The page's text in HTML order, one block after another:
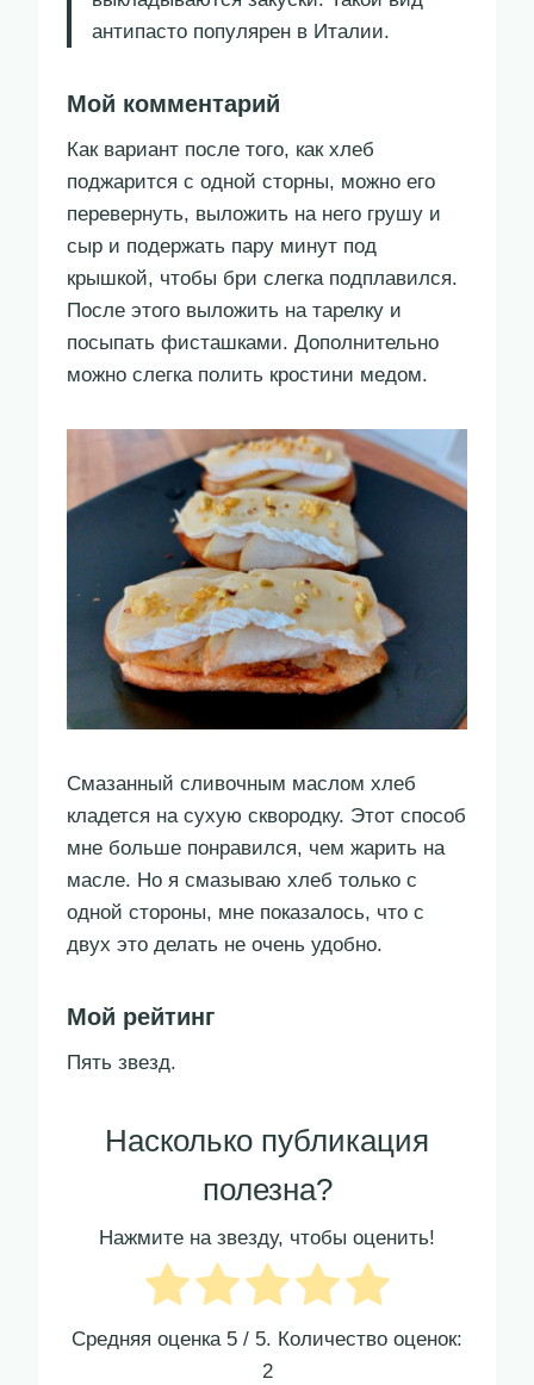
антипасто популярен в Италии.
Мой комментарий
Как вариант после того, как хлеб
поджарится с одной сторны, можно его
перевернуть, выложить на него грушу и
сыр и подержать пару минут под
крышкой, чтобы бри слегка подплавился.
После этого выложить на тарелку и
посыпать фисташками. Дополнительно
можно слегка полить кростини медом.
Смазанный сливочным маслом хлеб
кладется на сухую сквородку. Этот способ
мне больше понравился, чем жарить на
масле. Но я смазываю хлеб только с
одной стороны, мне показалось, что с
двух это делать не очень удобно.
Мой рейтинг
Пять звезд.
Насколько публикация
полезна?
Нажмите на звезду, чтобы оценить!
Средняя оценка 5 / 5. Количество оценок:
2